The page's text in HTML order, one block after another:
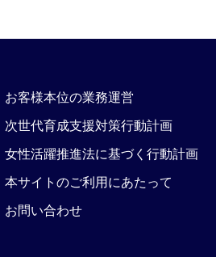
お客様本位の業務運営
次世代育成支援対策行動計画
女性活躍推進法に基づく行動計画
本サイトのご利用にあたって
お問い合わせ